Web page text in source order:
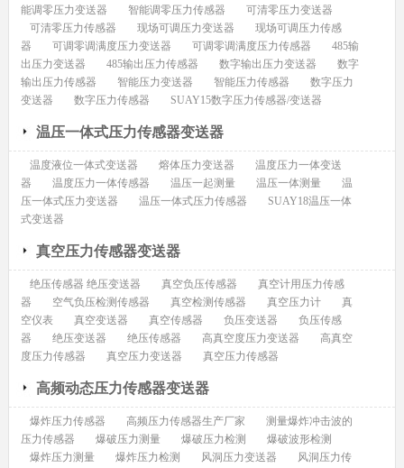
能调零压力变送器
智能调零压力传感器
可清零压力变送器
可清零压力传感器
现场可调压力变送器
现场可调压力传感
器
可调零调满度压力变送器 可调零调满度压力传感器
485输
出压力变送器
485输出压力传感器 数字输出压力变送器
数字
输出压力传感器
智能压力变送器 智能压力传感器
数字压力
变送器
数字压力传感器 SUAY15数字压力传感器/变送器
温压一体式压力传感器变送器
温度液位一体式变送器 熔体压力变送器
温度压力一体变送
器
温度压力一体传感器 温压一起测量 温压一体测量
温
压一体式压力变送器
温压一体式压力传感器
SUAY18温压一体
式变送器
真空压力传感器变送器
绝压传感器 绝压变送器 真空负压传感器
真空计用压力传感
器
空气负压检测传感器 真空检测传感器 真空压力计
真
空仪表
真空变送器 真空传感器 负压变送器
负压传感
器
绝压变送器 绝压传感器 高真空度压力变送器
高真空
度压力传感器
真空压力变送器 真空压力传感器
高频动态压力传感器变送器
爆炸压力传感器 高频压力传感器生产厂家
测量爆炸冲击波的
压力传感器
爆破压力测量 爆破压力检测
爆破波形检测
爆炸压力测量
爆炸压力检测 风洞压力变送器
风洞压力传